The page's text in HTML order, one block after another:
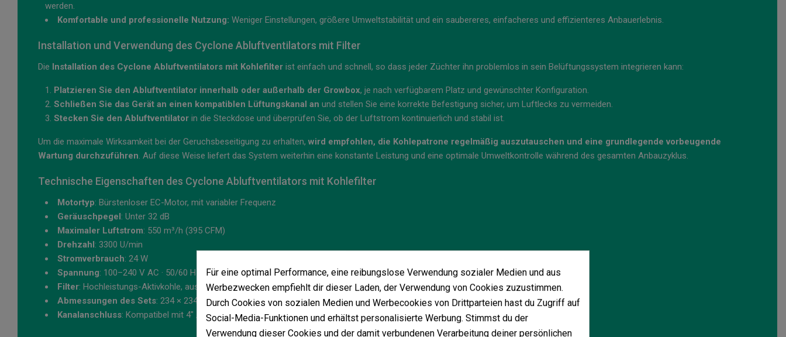
werden.
Komfortable und professionelle Nutzung: Weniger Einstellungen, größere Umweltstabilität und ein saubereres, einfacheres und effizienteres Anbauerlebnis.
Installation und Verwendung des Cyclone Abluftventilators mit Filter
Die Installation des Cyclone Abluftventilators mit Kohlefilter ist einfach und schnell, so dass jeder Züchter ihn problemlos in sein Belüftungssystem integrieren kann:
Platzieren Sie den Abluftventilator innerhalb oder außerhalb der Growbox, je nach verfügbarem Platz und gewünschter Konfiguration.
Schließen Sie das Gerät an einen kompatiblen Lüftungskanal an und stellen Sie eine korrekte Befestigung sicher, um Luftlecks zu vermeiden.
Stecken Sie den Abluftventilator in die Steckdose und überprüfen Sie, ob der Luftstrom kontinuierlich und stabil ist.
Um die maximale Wirksamkeit bei der Geruchsbeseitigung zu erhalten, wird empfohlen, die Kohlepatrone regelmäßig auszutauschen und eine grundlegende vorbeugende
Wartung durchzuführen. Auf diese Weise liefert das System weiterhin eine konstante Leistung und eine optimale Umweltkontrolle während des gesamten Anbauzyklus.
Technische Eigenschaften des Cyclone Abluftventilators mit Kohlefilter
Motortyp: Bürstenloser EC-Motor, mit variabler Frequenz
Geräuschpegel: Unter 32 dB
Maximaler Luftstrom: 550 m³/h (395 CFM)
Drehzahl: 3300 U/min
Stromverbrauch: 24 W
Spannung: 100–240 V AC · 50/60 Hz
Filter: Hochleistungs-Aktivkohle, austauschbare Patrone
Abmessungen des Sets: 234 × 234 × 271 mm
Kanalanschluss: Kompatibel mit 4" / 100 mm, 125 mm oder 150 mm (je nach Konfiguration)
Für eine optimal Performance, eine reibungslose Verwendung sozialer Medien und aus
Werbezwecken empfiehlt dir dieser Laden, der Verwendung von Cookies zuzustimmen.
Durch Cookies von sozialen Medien und Werbecookies von Drittparteien hast du Zugriff auf
Social-Media-Funktionen und erhältst personalisierte Werbung. Stimmst du der
Verwendung dieser Cookies und der damit verbundenen Verarbeitung deiner persönlichen